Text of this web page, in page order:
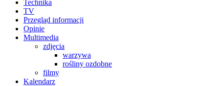
Technika
TV
Przegląd informacji
Opinie
Multimedia
zdjęcia
warzywa
rośliny ozdobne
filmy
Kalendarz